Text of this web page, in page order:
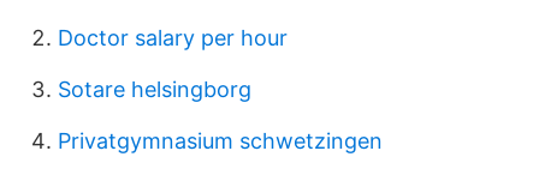
Doctor salary per hour
Sotare helsingborg
Privatgymnasium schwetzingen